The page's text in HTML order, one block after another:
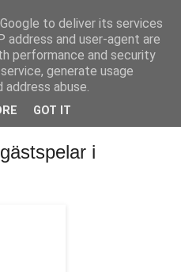
i
to deliver its services
address and user-agent are
performance and security
generate usage
abuse.
GOT IT